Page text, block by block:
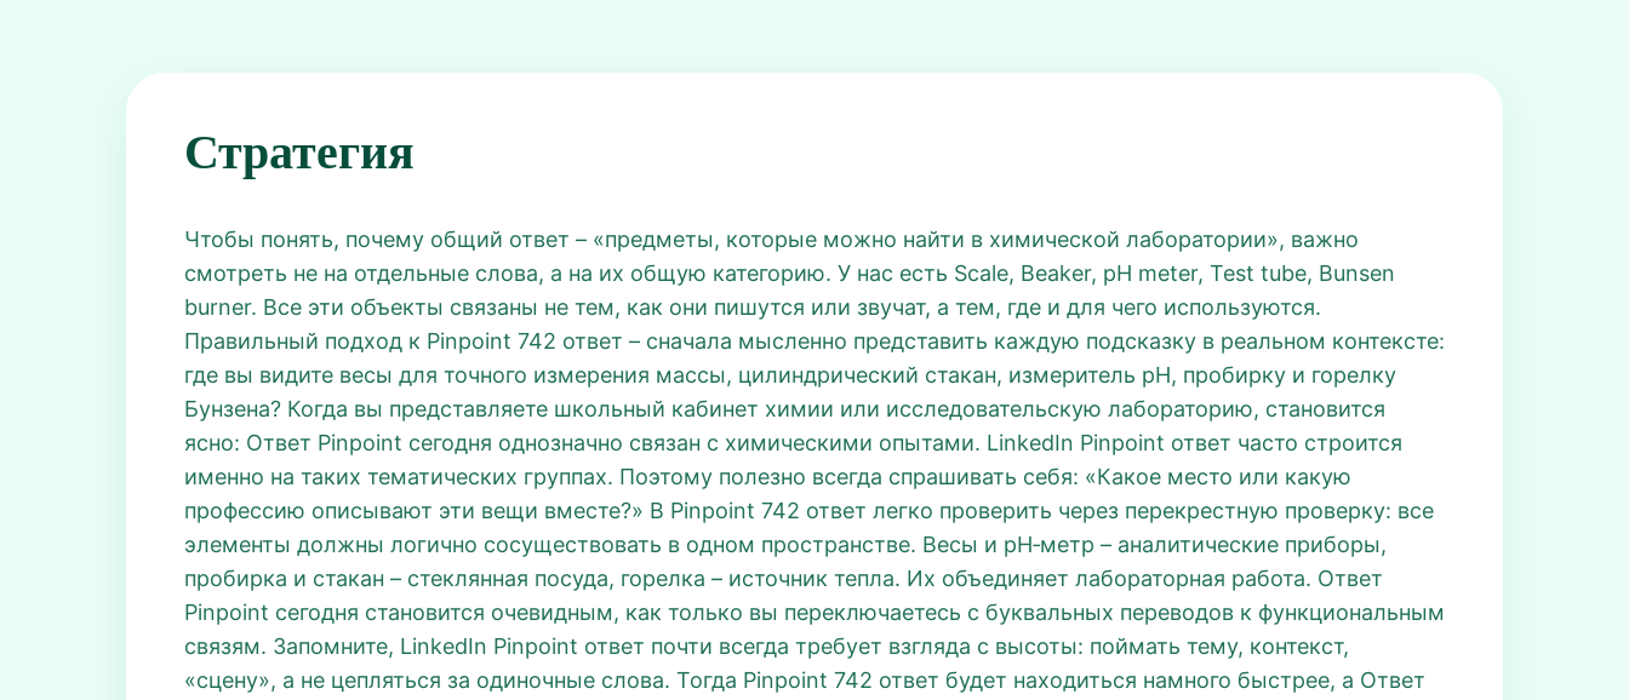
Стратегия
Чтобы понять, почему общий ответ – «предметы, которые можно найти в химической лаборатории», важно
смотреть не на отдельные слова, а на их общую категорию. У нас есть Scale, Beaker, pH meter, Test tube, Bunsen
burner. Все эти объекты связаны не тем, как они пишутся или звучат, а тем, где и для чего используются.
Правильный подход к Pinpoint 742 ответ – сначала мысленно представить каждую подсказку в реальном контексте:
где вы видите весы для точного измерения массы, цилиндрический стакан, измеритель pH, пробирку и горелку
Бунзена? Когда вы представляете школьный кабинет химии или исследовательскую лабораторию, становится
ясно: Ответ Pinpoint сегодня однозначно связан с химическими опытами. LinkedIn Pinpoint ответ часто строится
именно на таких тематических группах. Поэтому полезно всегда спрашивать себя: «Какое место или какую
профессию описывают эти вещи вместе?» В Pinpoint 742 ответ легко проверить через перекрестную проверку: все
элементы должны логично сосуществовать в одном пространстве. Весы и pH‑метр – аналитические приборы,
пробирка и стакан – стеклянная посуда, горелка – источник тепла. Их объединяет лабораторная работа. Ответ
Pinpoint сегодня становится очевидным, как только вы переключаетесь с буквальных переводов к функциональным
связям. Запомните, LinkedIn Pinpoint ответ почти всегда требует взгляда с высоты: поймать тему, контекст,
«сцену», а не цепляться за одиночные слова. Тогда Pinpoint 742 ответ будет находиться намного быстрее, а Ответ